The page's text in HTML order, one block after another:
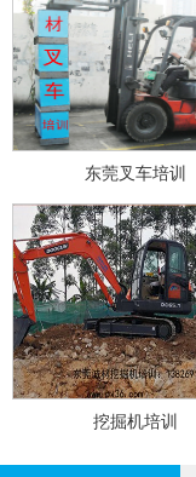
东莞叉车培训
挖掘机培训